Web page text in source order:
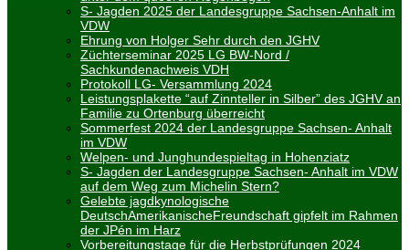
S- Jagden 2025 der Landesgruppe Sachsen-Anhalt im
VDW
Ehrung von Holger Sehr durch den JGHV
Züchterseminar 2025 LG BW-Nord /
Sachkundenachweis VDH
Protokoll LG- Versammlung 2024
Leistungsplakette “auf Zinnteller in Silber” des JGHV an
Familie zu Ortenburg überreicht
Sommerfest 2024 der Landesgruppe Sachsen- Anhalt
im VDW
Welpen- und Junghundespieltag in Hohenziatz
S- Jagden der Landesgruppe Sachsen- Anhalt im VDW
auf dem Weg zum Michelin Stern?
Gelebte jagdkynologische
DeutschAmerikanischeFreundschaft gipfelt im Rahmen
der JPén im Harz
Vorbereitungstage für die Herbstprüfungen 2024